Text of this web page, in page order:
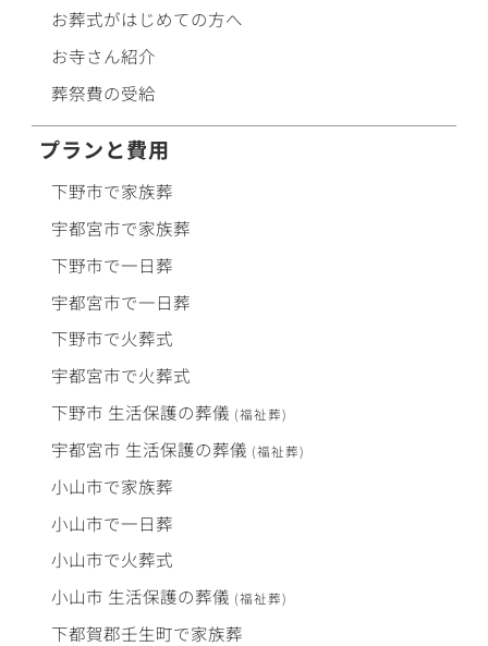
お葬式がはじめての方へ
お寺さん紹介
葬祭費の受給
プランと費用
下野市で家族葬
宇都宮市で家族葬
下野市で一日葬
宇都宮市で一日葬
下野市で火葬式
宇都宮市で火葬式
下野市 生活保護の葬儀 (福祉葬)
宇都宮市 生活保護の葬儀 (福祉葬)
小山市で家族葬
小山市で一日葬
小山市で火葬式
小山市 生活保護の葬儀 (福祉葬)
下都賀郡壬生町で家族葬